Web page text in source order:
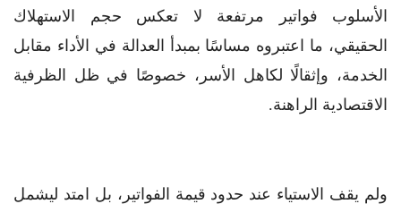
الأسلوب فواتير مرتفعة لا تعكس حجم الاستهلاك
الحقيقي، ما اعتبروه مساسًا بمبدأ العدالة في الأداء مقابل
الخدمة، وإثقالًا لكاهل الأسر، خصوصًا في ظل الظرفية
الاقتصادية الراهنة.
ولم يقف الاستياء عند حدود قيمة الفواتير، بل امتد ليشمل